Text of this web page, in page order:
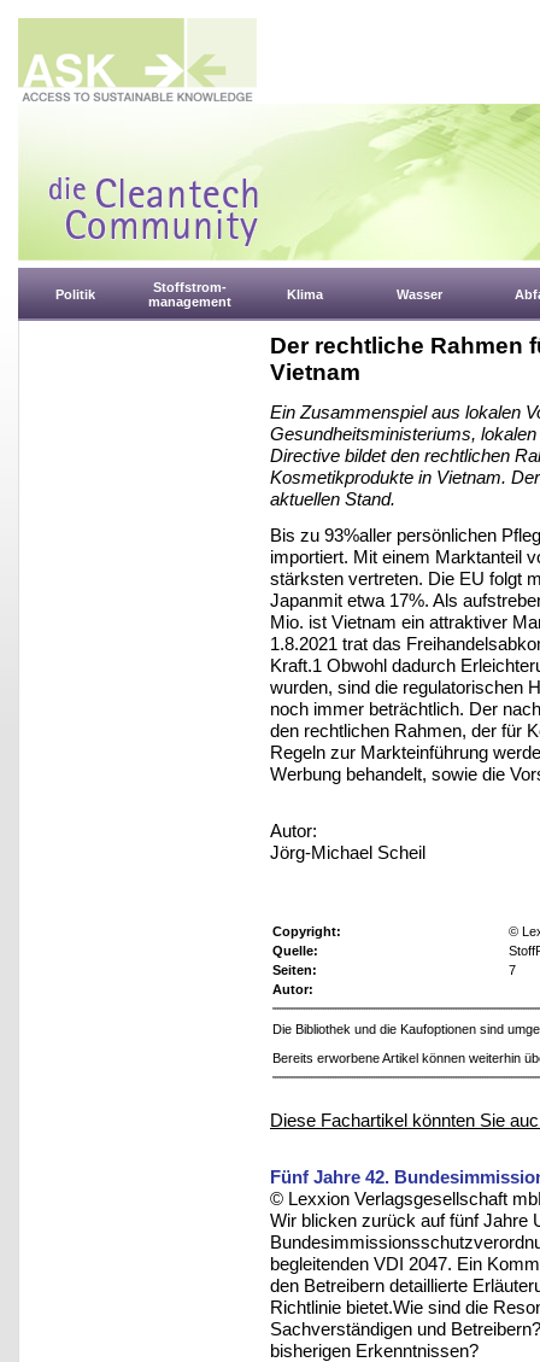
Politik
Stoffstrom-
management
Klima Wasser
Der rechtliche Rahmen
Vietnam
Ein Zusammenspiel aus lokalen
Gesundheitsministeriums,
Directive bildet den rechtlichen
Kosmetikprodukte in Vietnam.
aktuellen Stand.
Bis zu 93%aller persönlichen
importiert. Mit einem Marktanteil
stärksten vertreten. Die EU folgt
Japanmit etwa 17%. Als
Mio. ist Vietnam ein attraktiver
1.8.2021 trat das
Kraft.1 Obwohl dadurch
wurden, sind die regulatorischen
noch immer beträchtlich. Der
den rechtlichen Rahmen, der für
Regeln zur Markteinführung
Werbung behandelt, sowie die
Autor:
Jörg-Michael Scheil
Copyright:
©
Quelle:
Seiten:
7
Autor:
Die Bibliothek und die Kaufoptionen sind
Bereits erworbene Artikel können weiterhin
Diese Fachartikel könnten Sie
Fünf Jahre 42.
© Lexxion Verlagsgesellschaft
Wir blicken zurück auf fünf Jahre
begleitenden VDI 2047. Ein
den Betreibern detaillierte
Richtlinie bietet.Wie sind die
Sachverständigen und
bisherigen Erkenntnissen?